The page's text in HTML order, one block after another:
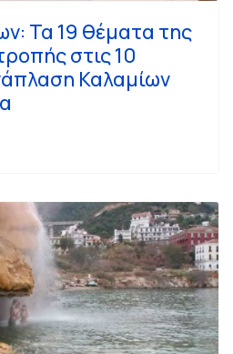
Τα 19 θέματα της
στις 10
Καλαμίων